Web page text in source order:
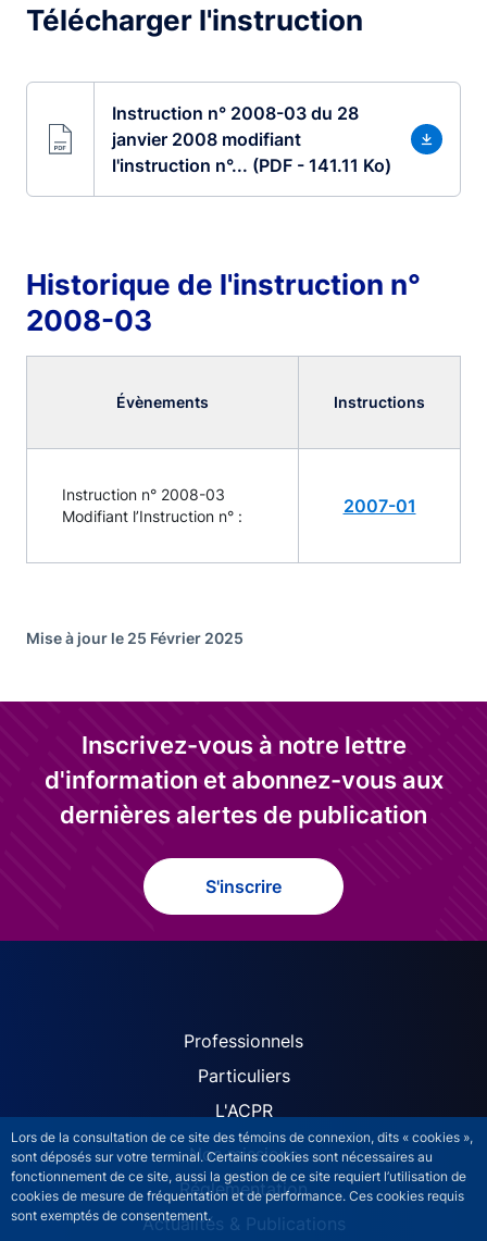
Lors de la consultation de ce site des témoins de connexion, dits « cookies »,
sont déposés sur votre terminal. Certains cookies sont nécessaires au
fonctionnement de ce site, aussi la gestion de ce site requiert l’utilisation de
cookies de mesure de fréquentation et de performance. Ces cookies requis
sont exemptés de consentement.
Télécharger l'instruction
Instruction n° 2008-03 du 28
janvier 2008 modifiant
l'instruction n°... (PDF - 141.11 Ko)
Historique de l'instruction n°
2008-03
Évènements Instructions
Instruction n° 2008-03
Modifiant l’Instruction n° :
2007-01
Mise à jour le 25 Février 2025
Inscrivez-vous à notre lettre
d'information et abonnez-vous aux
dernières alertes de publication
S'inscrire
ACPR site navigation
Professionnels
Particuliers
L'ACPR
Nos missions
Réglementation
Actualités & Publications